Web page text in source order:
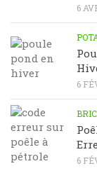
6
6
6